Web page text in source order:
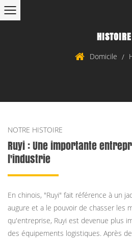
HISTOIRE
Domicile /
NOTRE HISTOIRE
Ruyi : Une importante
l'industrie
En chinois, "Ruyi" fait référence à un
augure et a le pouvoir de chasser les
qu'entreprise, Ruyi est devenue plus
des équipements logistiques. Après